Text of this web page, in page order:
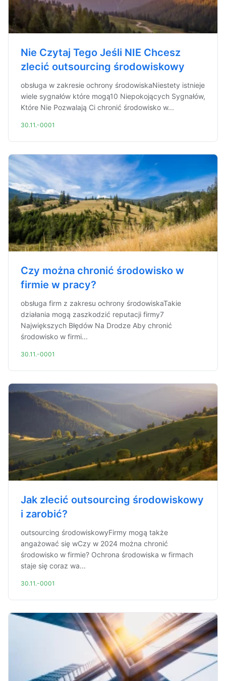
Nie Czytaj Tego Jeśli NIE Chcesz
zlecić outsourcing środowiskowy
obsługa w zakresie ochrony środowiskaNiestety istnieje
wiele sygnałów które mogą10 Niepokojących Sygnałów,
Które Nie Pozwalają Ci chronić środowisko w...
30.11.-0001
Czy można chronić środowisko w
firmie w pracy?
obsługa firm z zakresu ochrony środowiskaTakie
działania mogą zaszkodzić reputacji firmy7
Największych Błędów Na Drodze Aby chronić
środowisko w firmi...
30.11.-0001
Jak zlecić outsourcing środowiskowy
i zarobić?
outsourcing środowiskowyFirmy mogą także
angażować się wCzy w 2024 można chronić
środowisko w firmie? Ochrona środowiska w firmach
staje się coraz wa...
30.11.-0001